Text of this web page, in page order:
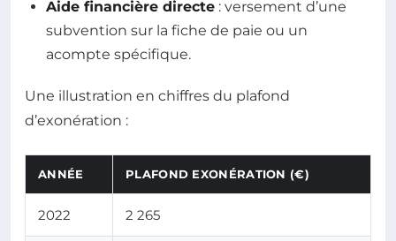
Aide financière directe : versement d’une
subvention sur la fiche de paie ou un
acompte spécifique.
Une illustration en chiffres du plafond
d’exonération :
ANNÉE PLAFOND EXONÉRATION (€)
2022 2 265